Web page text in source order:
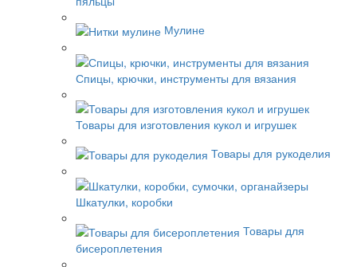
Мулине
Спицы, крючки, инструменты для вязания
Товары для изготовления кукол и игрушек
Товары для рукоделия
Шкатулки, коробки
Товары для
бисероплетения